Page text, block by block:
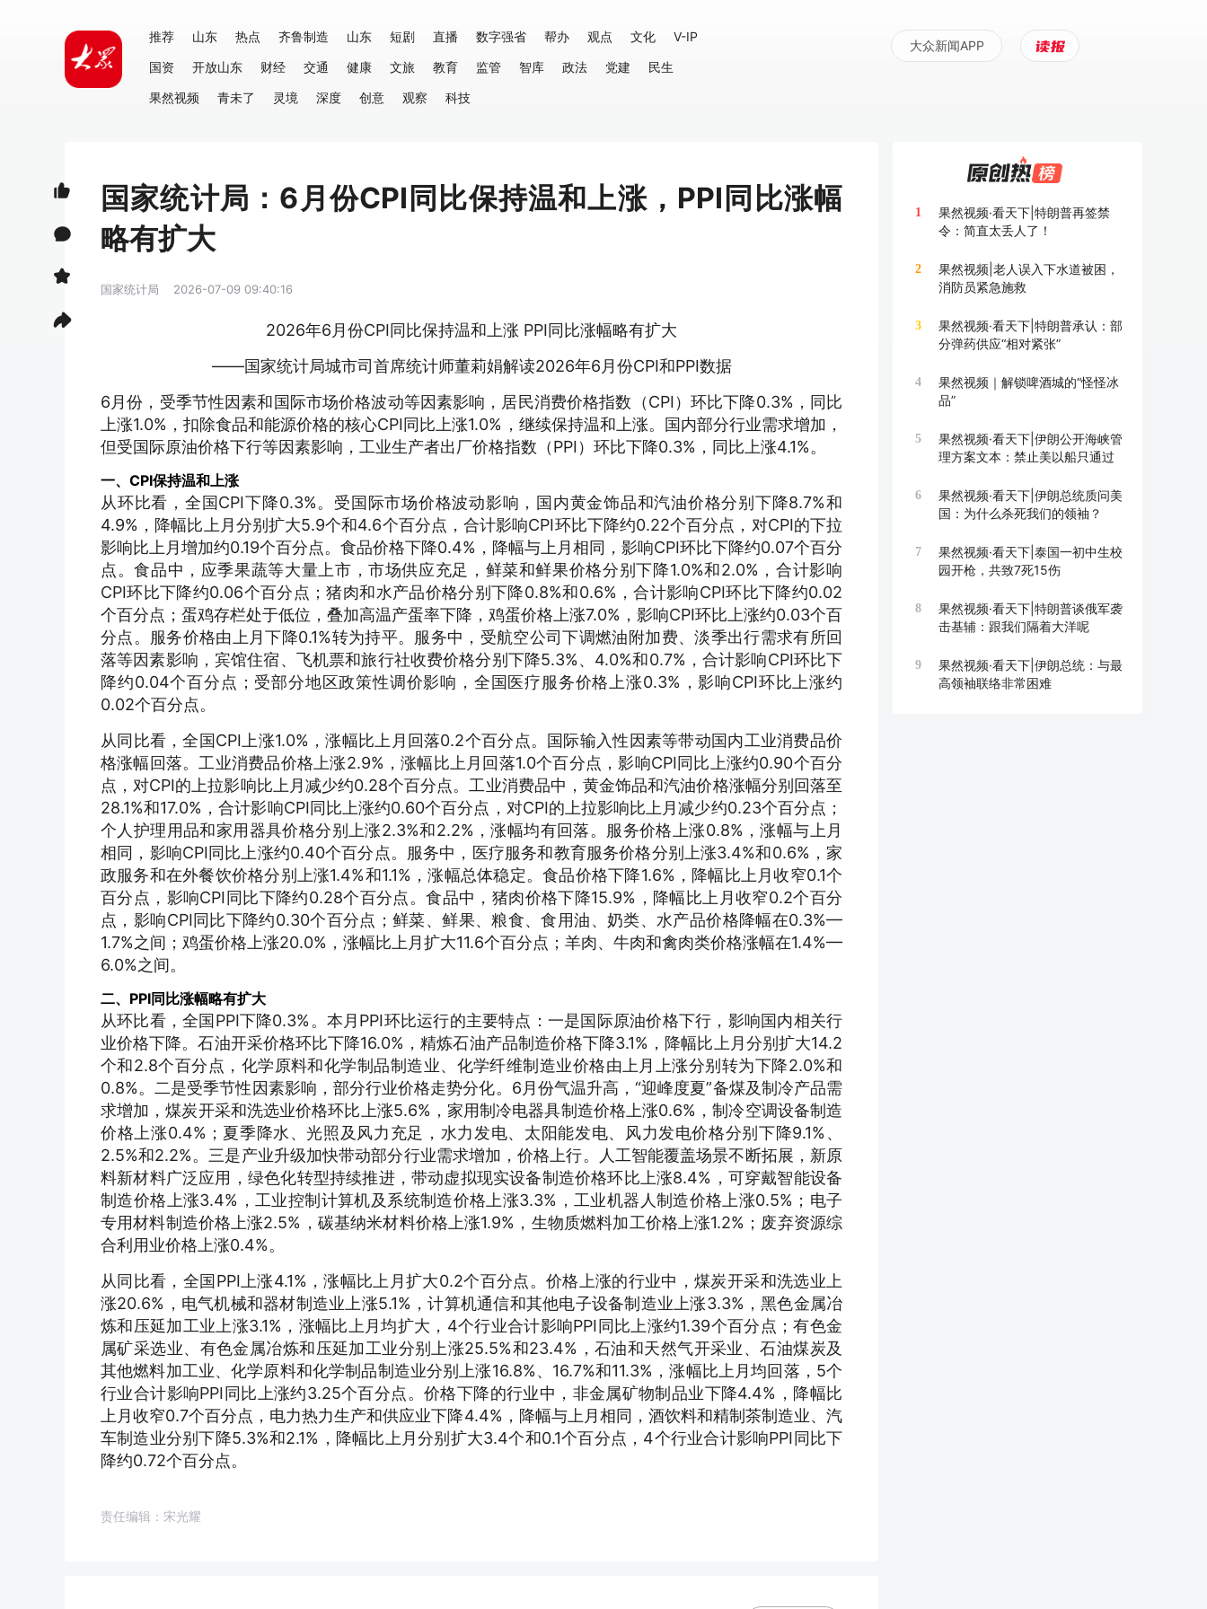
推荐 山东 热点 齐鲁制造 山东 短剧 直播 数字强省 帮办 观点 文化
V-IP
国资
开放山东 财经 交通 健康 文旅 教育 监管 智库 政法 党建
民生
果然视频
青未了 灵境 深度 创意 观察 科技
大众新闻APP
国家统计局：6月份CPI同比保持温和上涨，PPI同比涨幅
略有扩大
国家统计局 2026-07-09 09:40:16
2026年6月份CPI同比保持温和上涨 PPI同比涨幅略有扩大
——国家统计局城市司首席统计师董莉娟解读2026年6月份CPI和PPI数据
6月份，受季节性因素和国际市场价格波动等因素影响，居民消费价格指数（CPI）环比下降0.3%，同比
上涨1.0%，扣除食品和能源价格的核心CPI同比上涨1.0%，继续保持温和上涨。国内部分行业需求增加，
但受国际原油价格下行等因素影响，工业生产者出厂价格指数（PPI）环比下降0.3%，同比上涨4.1%。
一、CPI保持温和上涨
从环比看，全国CPI下降0.3%。受国际市场价格波动影响，国内黄金饰品和汽油价格分别下降8.7%和
4.9%，降幅比上月分别扩大5.9个和4.6个百分点，合计影响CPI环比下降约0.22个百分点，对CPI的下拉
影响比上月增加约0.19个百分点。食品价格下降0.4%，降幅与上月相同，影响CPI环比下降约0.07个百分
点。食品中，应季果蔬等大量上市，市场供应充足，鲜菜和鲜果价格分别下降1.0%和2.0%，合计影响
CPI环比下降约0.06个百分点；猪肉和水产品价格分别下降0.8%和0.6%，合计影响CPI环比下降约0.02
个百分点；蛋鸡存栏处于低位，叠加高温产蛋率下降，鸡蛋价格上涨7.0%，影响CPI环比上涨约0.03个百
分点。服务价格由上月下降0.1%转为持平。服务中，受航空公司下调燃油附加费、淡季出行需求有所回
落等因素影响，宾馆住宿、飞机票和旅行社收费价格分别下降5.3%、4.0%和0.7%，合计影响CPI环比下
降约0.04个百分点；受部分地区政策性调价影响，全国医疗服务价格上涨0.3%，影响CPI环比上涨约
0.02个百分点。
从同比看，全国CPI上涨1.0%，涨幅比上月回落0.2个百分点。国际输入性因素等带动国内工业消费品价
格涨幅回落。工业消费品价格上涨2.9%，涨幅比上月回落1.0个百分点，影响CPI同比上涨约0.90个百分
点，对CPI的上拉影响比上月减少约0.28个百分点。工业消费品中，黄金饰品和汽油价格涨幅分别回落至
28.1%和17.0%，合计影响CPI同比上涨约0.60个百分点，对CPI的上拉影响比上月减少约0.23个百分点；
个人护理用品和家用器具价格分别上涨2.3%和2.2%，涨幅均有回落。服务价格上涨0.8%，涨幅与上月
相同，影响CPI同比上涨约0.40个百分点。服务中，医疗服务和教育服务价格分别上涨3.4%和0.6%，家
政服务和在外餐饮价格分别上涨1.4%和1.1%，涨幅总体稳定。食品价格下降1.6%，降幅比上月收窄0.1个
百分点，影响CPI同比下降约0.28个百分点。食品中，猪肉价格下降15.9%，降幅比上月收窄0.2个百分
点，影响CPI同比下降约0.30个百分点；鲜菜、鲜果、粮食、食用油、奶类、水产品价格降幅在0.3%—
1.7%之间；鸡蛋价格上涨20.0%，涨幅比上月扩大11.6个百分点；羊肉、牛肉和禽肉类价格涨幅在1.4%—
6.0%之间。
二、PPI同比涨幅略有扩大
从环比看，全国PPI下降0.3%。本月PPI环比运行的主要特点：一是国际原油价格下行，影响国内相关行
业价格下降。石油开采价格环比下降16.0%，精炼石油产品制造价格下降3.1%，降幅比上月分别扩大14.2
个和2.8个百分点，化学原料和化学制品制造业、化学纤维制造业价格由上月上涨分别转为下降2.0%和
0.8%。二是受季节性因素影响，部分行业价格走势分化。6月份气温升高，“迎峰度夏”备煤及制冷产品需
求增加，煤炭开采和洗选业价格环比上涨5.6%，家用制冷电器具制造价格上涨0.6%，制冷空调设备制造
价格上涨0.4%；夏季降水、光照及风力充足，水力发电、太阳能发电、风力发电价格分别下降9.1%、
2.5%和2.2%。三是产业升级加快带动部分行业需求增加，价格上行。人工智能覆盖场景不断拓展，新原
料新材料广泛应用，绿色化转型持续推进，带动虚拟现实设备制造价格环比上涨8.4%，可穿戴智能设备
制造价格上涨3.4%，工业控制计算机及系统制造价格上涨3.3%，工业机器人制造价格上涨0.5%；电子
专用材料制造价格上涨2.5%，碳基纳米材料价格上涨1.9%，生物质燃料加工价格上涨1.2%；废弃资源综
合利用业价格上涨0.4%。
从同比看，全国PPI上涨4.1%，涨幅比上月扩大0.2个百分点。价格上涨的行业中，煤炭开采和洗选业上
涨20.6%，电气机械和器材制造业上涨5.1%，计算机通信和其他电子设备制造业上涨3.3%，黑色金属冶
炼和压延加工业上涨3.1%，涨幅比上月均扩大，4个行业合计影响PPI同比上涨约1.39个百分点；有色金
属矿采选业、有色金属冶炼和压延加工业分别上涨25.5%和23.4%，石油和天然气开采业、石油煤炭及
其他燃料加工业、化学原料和化学制品制造业分别上涨16.8%、16.7%和11.3%，涨幅比上月均回落，5个
行业合计影响PPI同比上涨约3.25个百分点。价格下降的行业中，非金属矿物制品业下降4.4%，降幅比
上月收窄0.7个百分点，电力热力生产和供应业下降4.4%，降幅与上月相同，酒饮料和精制茶制造业、汽
车制造业分别下降5.3%和2.1%，降幅比上月分别扩大3.4个和0.1个百分点，4个行业合计影响PPI同比下
降约0.72个百分点。
责任编辑：宋光耀
1
果然视频·看天下|特朗普再签禁
令：简直太丢人了！
2
果然视频|老人误入下水道被困，
消防员紧急施救
3
果然视频·看天下|特朗普承认：部
分弹药供应“相对紧张”
4
果然视频｜解锁啤酒城的“怪怪冰
品”
5
果然视频·看天下|伊朗公开海峡管
理方案文本：禁止美以船只通过
6
果然视频·看天下|伊朗总统质问美
国：为什么杀死我们的领袖？
7
果然视频·看天下|泰国一初中生校
园开枪，共致7死15伤
8
果然视频·看天下|特朗普谈俄军袭
击基辅：跟我们隔着大洋呢
9
果然视频·看天下|伊朗总统：与最
高领袖联络非常困难